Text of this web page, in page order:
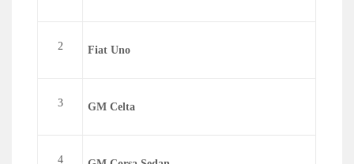
2 Fiat Uno
3 GM Celta
4